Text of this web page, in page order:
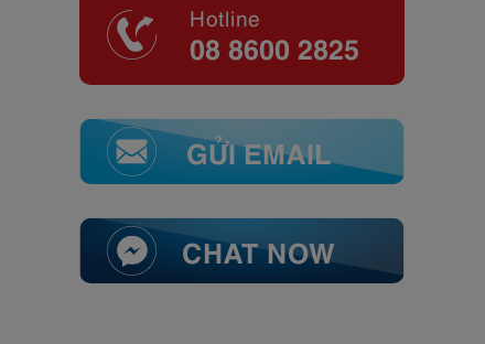
Hotline
08 8600 2825
GỬI EMAIL
CHAT NOW